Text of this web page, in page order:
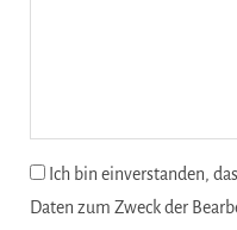
Ich bin einverstanden,
Daten zum Zweck der